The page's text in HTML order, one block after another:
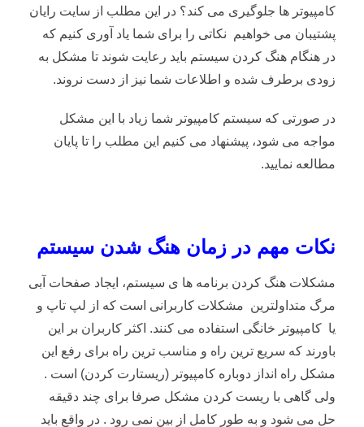
کامپیوتر ها جلوگیری می کند؟ در این مطلب از سایت رایان
پشتیبان می خواهیم نکاتی را برای شما یاد آوری کنیم که
در هنگام هنگ کردن سیستم باید رعایت شوند تا مشکل به
زودی برطرف شده و اطلاعات شما نیز از دست نروند.
در صورتی که سیستم کامپیوتر شما زیاد با این مشکل
مواجه می شود، پیشنهاد می کنیم این مطلب را تا پایان
مطالعه نمایید.
نکات مهم در زمان هنگ شدن سیستم
مشکلات هنگ کردن برنامه ها ی سیستم، ایجاد صفحات آبی
مرگ متداولترین مشکلات کاربرانی است که از لپ تاپ و
یا کامپیوتر خانگی استفاده می کنند. اکثر کاربران بر این
باورند که سریع ترین راه و مناسب ترین راه برای رفع این
مشکل راه انداز دوباره کامپیوتر (ریستارت کردن) است .
ولی گاهی با ریست کردن مشکل صرفا برای چند دقیقه
حل می شود و به طور کامل از بین نمی رود . در واقع باید